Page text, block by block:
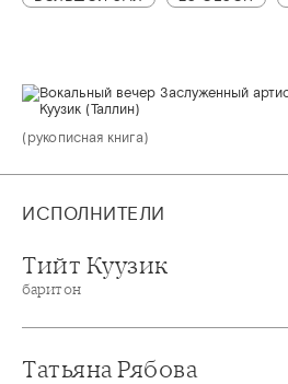
(рукописная книга)
ИСПОЛНИТЕЛИ
Тийт Куузик
баритон
Татьяна Рябова